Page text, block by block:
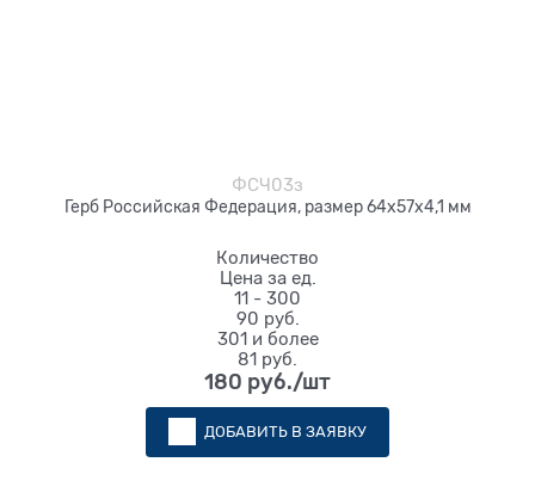
ФСЧ03з
Герб Российская Федерация, размер 64х57х4,1 мм
Количество
Цена за ед.
11 - 300
90 руб.
301 и более
81 руб.
180 руб./шт
ДОБАВИТЬ В ЗАЯВКУ